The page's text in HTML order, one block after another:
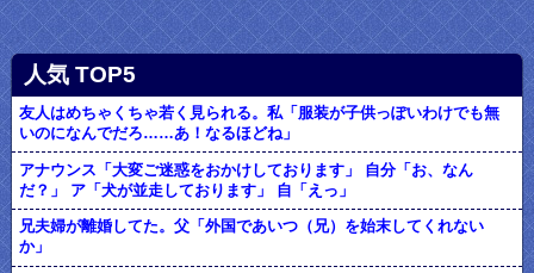
人気 TOP5
友人はめちゃくちゃ若く見られる。私「服装が子供っぽいわけでも無
いのになんでだろ……あ！なるほどね」
アナウンス「大変ご迷惑をおかけしております」 自分「お、なん
だ？」 ア「犬が並走しております」 自「えっ」
兄夫婦が離婚してた。父「外国であいつ（兄）を始末してくれない
か」